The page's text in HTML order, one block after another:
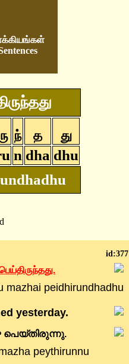
ந் த து
n dha dhu
id:377
mazhai peidhirundhadhu
yesterday.
പെയ്തിരുന്നു.
peythirunnu